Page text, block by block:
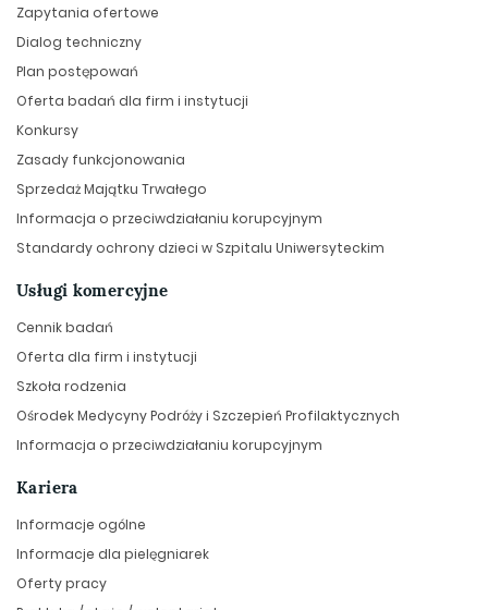
Zapytania ofertowe
Dialog techniczny
Plan postępowań
Oferta badań dla firm i instytucji
Konkursy
Zasady funkcjonowania
Sprzedaż Majątku Trwałego
Informacja o przeciwdziałaniu korupcyjnym
Standardy ochrony dzieci w Szpitalu Uniwersyteckim
Usługi komercyjne
Cennik badań
Oferta dla firm i instytucji
Szkoła rodzenia
Ośrodek Medycyny Podróży i Szczepień Profilaktycznych
Informacja o przeciwdziałaniu korupcyjnym
Kariera
Informacje ogólne
Informacje dla pielęgniarek
Oferty pracy